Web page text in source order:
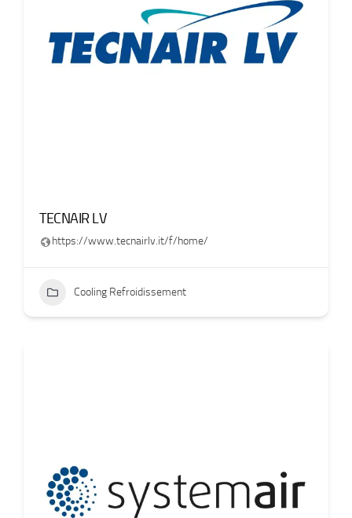
TECNAIR LV
https://www.tecnairlv.it/f/home/
Cooling Refroidissement